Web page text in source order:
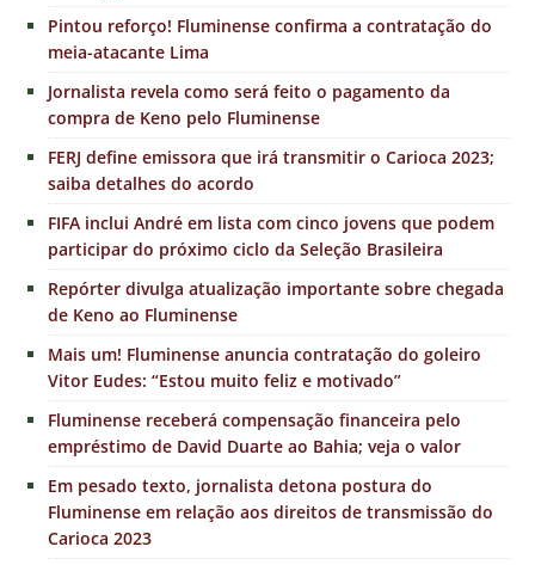
Pintou reforço! Fluminense confirma a contratação do
meia-atacante Lima
Jornalista revela como será feito o pagamento da
compra de Keno pelo Fluminense
FERJ define emissora que irá transmitir o Carioca 2023;
saiba detalhes do acordo
FIFA inclui André em lista com cinco jovens que podem
participar do próximo ciclo da Seleção Brasileira
Repórter divulga atualização importante sobre chegada
de Keno ao Fluminense
Mais um! Fluminense anuncia contratação do goleiro
Vitor Eudes: “Estou muito feliz e motivado”
Fluminense receberá compensação financeira pelo
empréstimo de David Duarte ao Bahia; veja o valor
Em pesado texto, jornalista detona postura do
Fluminense em relação aos direitos de transmissão do
Carioca 2023